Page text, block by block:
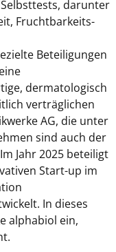
darunter
Fruchtbarkeits-
Beteiligungen
dermatologisch
verträglichen
AG, die unter
sind auch der
Jahr 2025 beteiligt
Start-up im
In dieses
alphabiol ein,